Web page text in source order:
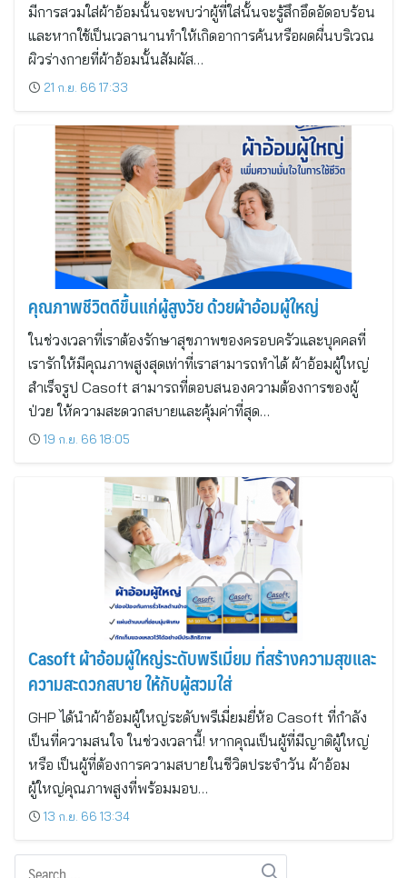
มีการสวมใส่ผ้าอ้อมนั้นจะพบว่าผู้ที่ใส่นั้นจะรู้สึกอึดอัดอบร้อน
และหากใช้เป็นเวลานานทำให้เกิดอาการค้นหรือผดผื่นบริเวณ
ผิวร่างกายที่ผ้าอ้อมนั้นสัมผัส…
21 ก.ย. 66 17:33
คุณภาพชีวิตดีขึ้นแก่ผู้สูงวัย ด้วยผ้าอ้อมผู้ใหญ่
ในช่วงเวลาที่เราต้องรักษาสุขภาพของครอบครัวและบุคคลที่
เรารักให้มีคุณภาพสูงสุดเท่าที่เราสามารถทำได้ ผ้าอ้อมผู้ใหญ่
สำเร็จรูป Casoft สามารถที่ตอบสนองความต้องการของผู้
ป่วย ให้ความสะดวกสบายและคุ้มค่าที่สุด…
19 ก.ย. 66 18:05
Casoft ผ้าอ้อมผู้ใหญ่ระดับพรีเมี่ยม ที่สร้างความสุขและ
ความสะดวกสบาย ให้กับผู้สวมใส่
GHP ได้นำผ้าอ้อมผู้ใหญ่ระดับพรีเมี่ยมยี่ห้อ Casoft ที่กำลัง
เป็นที่ความสนใจ ในช่วงเวลานี้! หากคุณเป็นผู้ที่มีญาติผู้ใหญ่
หรือ เป็นผู้ที่ต้องการความสบายในชีวิตประจำวัน ผ้าอ้อม
ผู้ใหญ่คุณภาพสูงที่พร้อมมอบ…
13 ก.ย. 66 13:34